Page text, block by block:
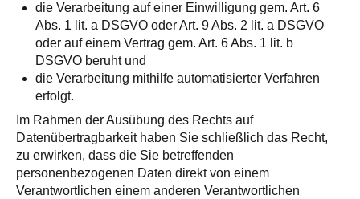
die Verarbeitung auf einer Einwilligung gem. Art. 6
Abs. 1 lit. a DSGVO oder Art. 9 Abs. 2 lit. a DSGVO
oder auf einem Vertrag gem. Art. 6 Abs. 1 lit. b
DSGVO beruht und
die Verarbeitung mithilfe automatisierter Verfahren
erfolgt.
Im Rahmen der Ausübung des Rechts auf
Datenübertragbarkeit haben Sie schließlich das Recht,
zu erwirken, dass die Sie betreffenden
personenbezogenen Daten direkt von einem
Verantwortlichen einem anderen Verantwortlichen